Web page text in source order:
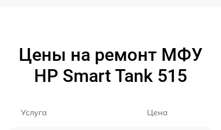
Цены на ремонт МФУ
HP Smart Tank 515
Услуга Цена